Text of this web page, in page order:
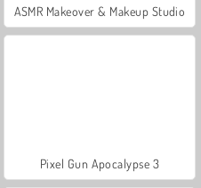
ASMR Makeover & Makeup Studio
Pixel Gun Apocalypse 3